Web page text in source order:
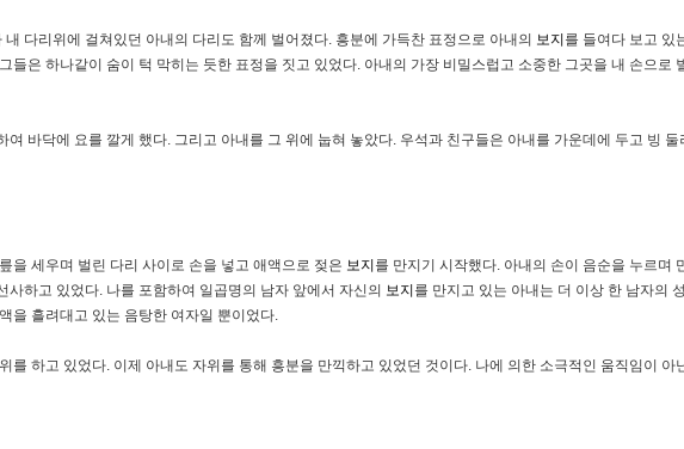
다리위에 걸쳐있던 아내의 다리도 함께 벌어졌다. 흥분에 가득찬 표정으로 아내의 보지 를 들여다 보고 있
들은 하나같이 숨이 턱 막히는 듯한 표정을 짓고 있었다. 아내의 가장 비밀스럽고 소중한 그곳을 내 손으로
바닥에 요를 깔게 했다. 그리고 아내를 그 위에 눕혀 놓았다. 우석과 친구들은 아내를 가운데에 두고 빙
을 세우며 벌린 다리 사이로 손을 넣고 애액으로 젖은 보지 를 만지기 시작했다. 아내의 손이 음순을 누르며
하고 있었다. 나를 포함하여 일곱명의 남자 앞에서 자신의 보지 를 만지고 있는 아내는 더 이상 한 남자의
을 흘려대고 있는 음탕한 여자일 뿐이었다.
를 하고 있었다. 이제 아내도 자위를 통해 흥분을 만끽하고 있었던 것이다. 나에 의한 소극적인 움직임이